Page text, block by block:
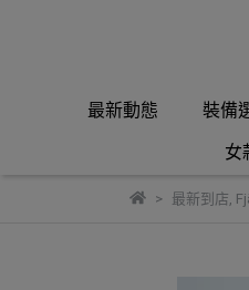
最新動態 裝備
女
最新到店,